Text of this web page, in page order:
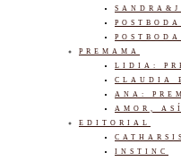
PREMAMA
LIDIA:
CLAUDIA
ANA:
AMOR,
EDITORIAL
INSTINC